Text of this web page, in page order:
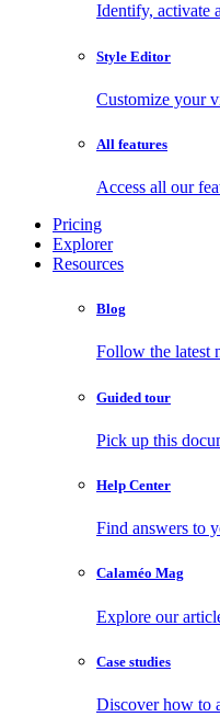
Identify, activate
Style Editor
Customize your
All features
Access all our
Pricing
Explorer
Resources
Blog
Follow the latest
Guided tour
Pick up this
Help Center
Find answers to
Calaméo Mag
Explore our
Case studies
Discover how to